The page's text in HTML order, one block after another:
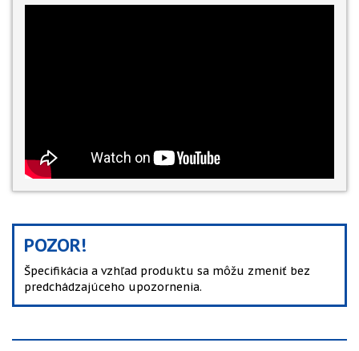
POZOR!
Špecifikácia a vzhľad produktu sa môžu zmeniť bez
predchádzajúceho upozornenia.